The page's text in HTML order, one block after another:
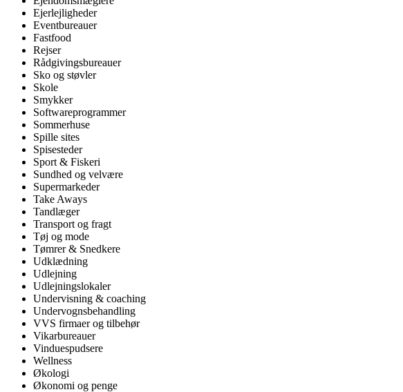
Ejerlejligheder
Eventbureauer
Fastfood
Rejser
Rådgivingsbureauer
Sko og støvler
Skole
Smykker
Softwareprogrammer
Sommerhuse
Spille sites
Spisesteder
Sport & Fiskeri
Sundhed og velvære
Supermarkeder
Take Aways
Tandlæger
Transport og fragt
Tøj og mode
Tømrer & Snedkere
Udklædning
Udlejning
Udlejningslokaler
Undervisning & coaching
Undervognsbehandling
VVS firmaer og tilbehør
Vikarbureauer
Vinduespudsere
Wellness
Økologi
Økonomi og penge